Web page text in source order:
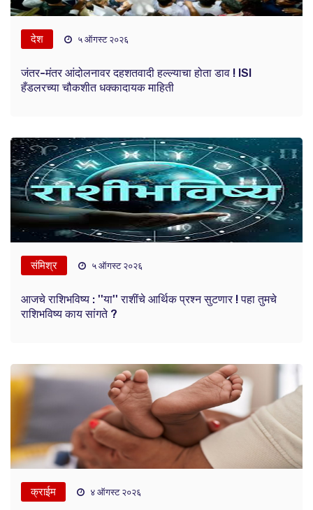
देश ५ ऑगस्ट २०२६
जंतर-मंतर आंदोलनावर दहशतवादी हल्ल्याचा होता डाव ! ISI
हँडलरच्या चौकशीत धक्कादायक माहिती
संमिश्र ५ ऑगस्ट २०२६
आजचे राशिभविष्य : ''या'' राशींचे आर्थिक प्रश्न सुटणार ! पहा तुमचे
राशिभविष्य काय सांगते ?
क्राईम ४ ऑगस्ट २०२६